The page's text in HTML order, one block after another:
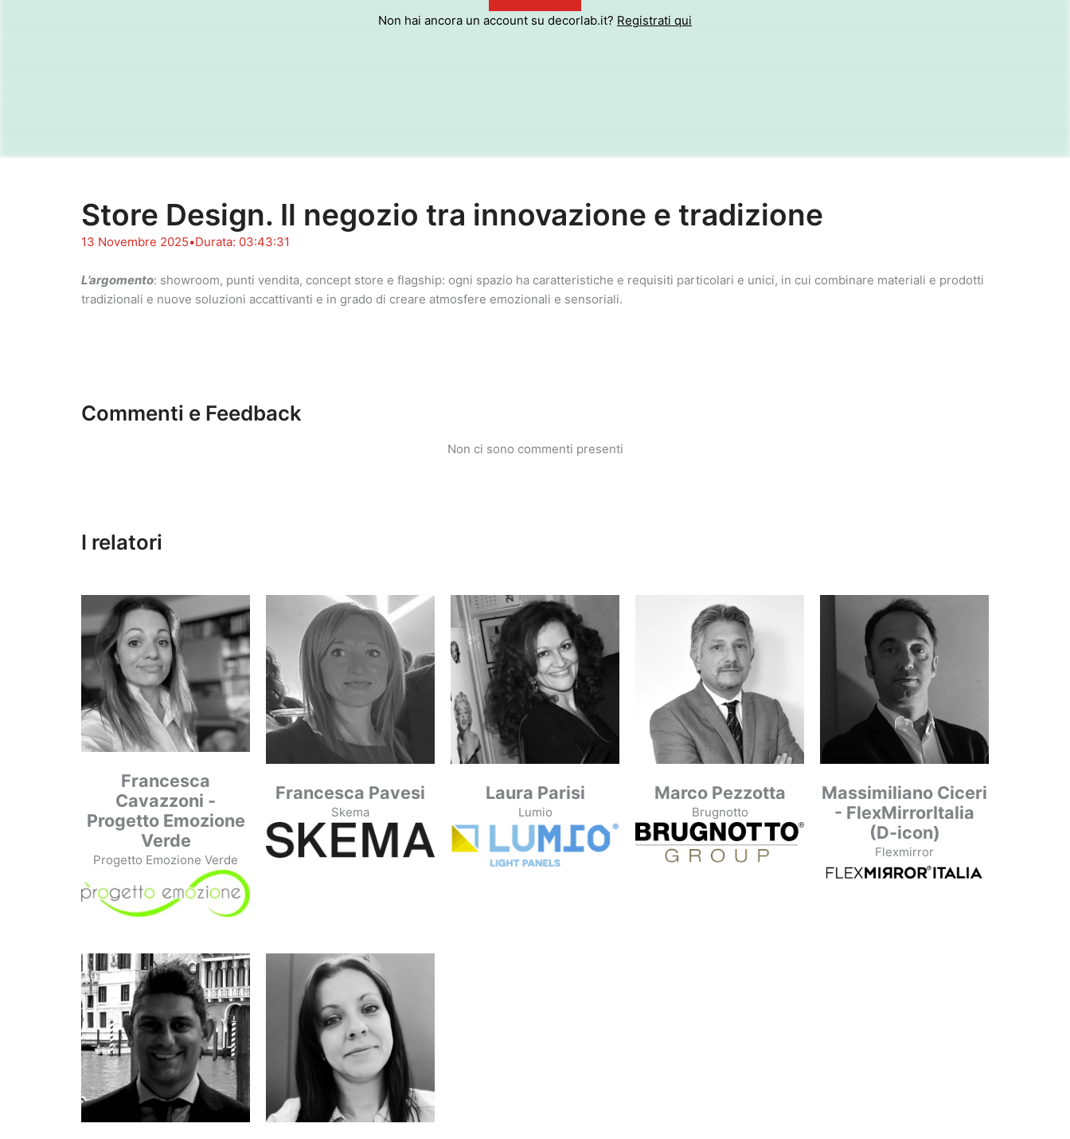
Non hai ancora un account su decorlab.it? Registrati qui
Store Design. Il negozio tra innovazione e tradizione
13 Novembre 2025•Durata: 03:43:31
L’argomento: showroom, punti vendita, concept store e flagship: ogni spazio ha caratteristiche e requisiti particolari e unici, in cui combinare materiali e prodotti
tradizionali e nuove soluzioni accattivanti e in grado di creare atmosfere emozionali e sensoriali.
Commenti e Feedback
Non ci sono commenti presenti
I relatori
Francesca
Cavazzoni -
Progetto Emozione
Verde
Progetto Emozione Verde
Francesca Pavesi
Skema
Laura Parisi
Lumio
Marco Pezzotta
Brugnotto
Massimiliano Ciceri
- FlexMirrorItalia
(D-icon)
Flexmirror